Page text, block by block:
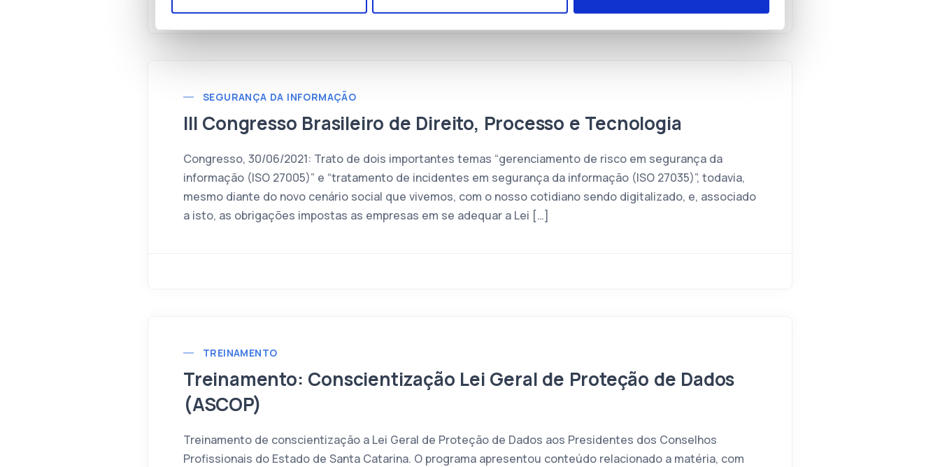
SEGURANÇA DA INFORMAÇÃO
III Congresso Brasileiro de Direito, Processo e Tecnologia
Congresso, 30/06/2021: Trato de dois importantes temas “gerenciamento de risco em segurança da
informação (ISO 27005)” e “tratamento de incidentes em segurança da informação (ISO 27035)”, todavia,
mesmo diante do novo cenário social que vivemos, com o nosso cotidiano sendo digitalizado, e, associado
a isto, as obrigações impostas as empresas em se adequar a Lei […]
TREINAMENTO
Treinamento: Conscientização Lei Geral de Proteção de Dados
(ASCOP)
Treinamento de conscientização a Lei Geral de Proteção de Dados aos Presidentes dos Conselhos
Profissionais do Estado de Santa Catarina. O programa apresentou conteúdo relacionado a matéria, com